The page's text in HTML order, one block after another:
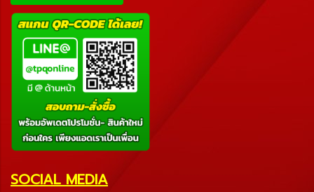
SOCIAL MEDIA